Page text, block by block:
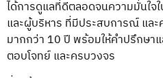
ได้การดูแลที่ดีตลอดจนความมั่นใจ
และผู้บริหาร ที่มีประสบการณ์ แล
มากกว่า 10 ปี พร้อมให้คำปรึกษา
ตอบโจทย์ และครบวงจร